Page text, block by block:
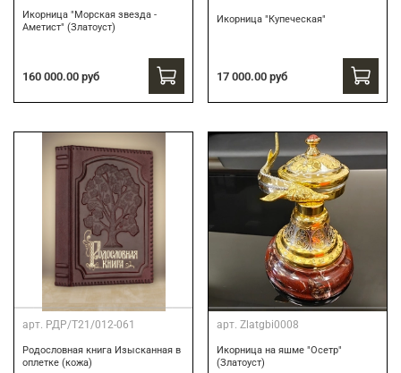
Икорница "Морская звезда -
Аметист" (Златоуст)
160 000.00 руб
Икорница "Купеческая"
17 000.00 руб
арт. РДР/Т21/012-061
Родословная книга Изысканная в
оплетке (кожа)
арт. Zlatgbi0008
Икорница на яшме "Осетр"
(Златоуст)